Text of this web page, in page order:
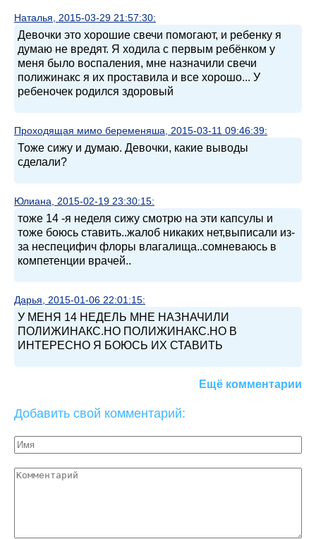
Наталья, 2015-03-29 21:57:30:
Девочки это хорошие свечи помогают, и ребенку я
думаю не вредят. Я ходила с первым ребёнком у
меня было воспаления, мне назначили свечи
полижинакс я их проставила и все хорошо... У
ребеночек родился здоровый
Проходящая мимо беременяша, 2015-03-11 09:46:39:
Тоже сижу и думаю. Девочки, какие выводы
сделали?
Юлиана, 2015-02-19 23:30:15:
тоже 14 -я неделя сижу смотрю на эти капсулы и
тоже боюсь ставить..жалоб никаких нет,выписали из-
за неспецифич флоры влагалища..сомневаюсь в
компетенции врачей..
Дарья, 2015-01-06 22:01:15:
У МЕНЯ 14 НЕДЕЛЬ МНЕ НАЗНАЧИЛИ
ПОЛИЖИНАКС.НО ПОЛИЖИНАКС.НО В
ИНТЕРЕСНО Я БОЮСЬ ИХ СТАВИТЬ
Ещё комментарии
Добавить свой комментарий: